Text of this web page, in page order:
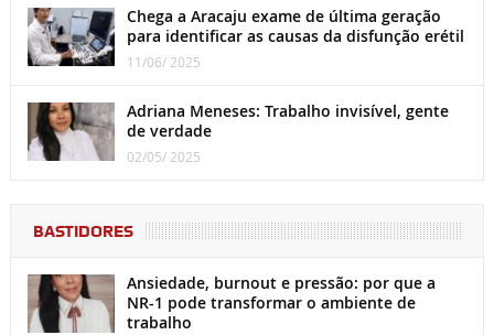
Chega a Aracaju exame de última geração
para identificar as causas da disfunção erétil
11/06/ 2025
Adriana Meneses: Trabalho invisível, gente
de verdade
02/05/ 2025
BASTIDORES
Ansiedade, burnout e pressão: por que a
NR-1 pode transformar o ambiente de
trabalho